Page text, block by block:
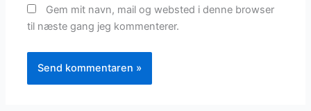
Gem mit navn, mail og websted i denne browser
til næste gang jeg kommenterer.